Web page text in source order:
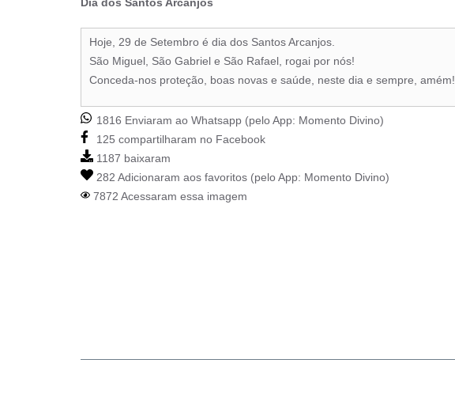
Hoje, 29 de Setembro é dia dos Santos Arcanjos.
São Miguel, São Gabriel e São Rafael, rogai por nós!
Conceda-nos proteção, boas novas e saúde, neste dia e sempre, amém!
1816 Enviaram ao Whatsapp (pelo App: Momento Divino)
125 compartilharam no Facebook
1187 baixaram
282 Adicionaram aos favoritos (pelo App: Momento Divino)
7872 Acessaram essa imagem